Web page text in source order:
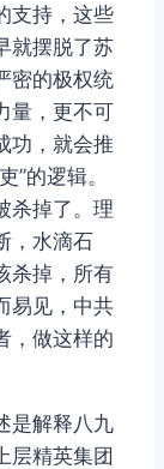
支持，这些
就摆脱了苏
密的极权统
量，更不可
功，就会推
”的逻辑。
杀掉了。理
，水滴石
杀掉，所有
易见，中共
，做这样的
是解释八九
层精英集团